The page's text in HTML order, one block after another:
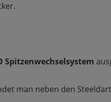
Spitzenwechselsystem
man neben den